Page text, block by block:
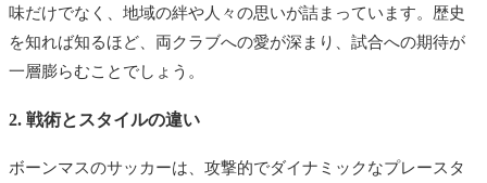
味だけでなく、地域の絆や人々の思いが詰まっています。歴史
を知れば知るほど、両クラブへの愛が深まり、試合への期待が
一層膨らむことでしょう。
2. 戦術とスタイルの違い
ボーンマスのサッカーは、攻撃的でダイナミックなプレースタ